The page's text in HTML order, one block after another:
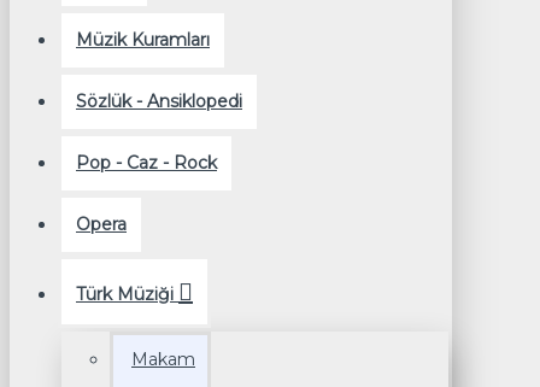
Müzik Kuramları
Sözlük - Ansiklopedi
Pop - Caz - Rock
Opera
Türk Müziği
Makam